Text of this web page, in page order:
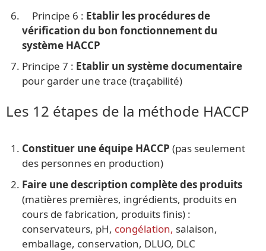
Principe 6 : Etablir les procédures de
vérification du bon fonctionnement du
système HACCP
Principe 7 : Etablir un système documentaire
pour garder une trace (traçabilité)
Les 12 étapes de la méthode HACCP
Constituer une équipe HACCP (pas seulement
des personnes en production)
Faire une description complète des produits
(matières premières, ingrédients, produits en
cours de fabrication, produits finis) :
conservateurs, pH, congélation, salaison,
emballage, conservation, DLUO, DLC